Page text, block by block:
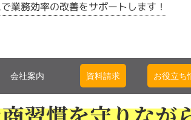
業務効率の改善をサポートします！
会社案内 資料請求 お役立ち